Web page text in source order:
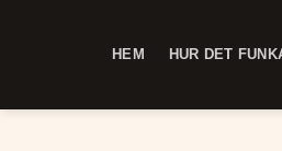
HEM HUR DET